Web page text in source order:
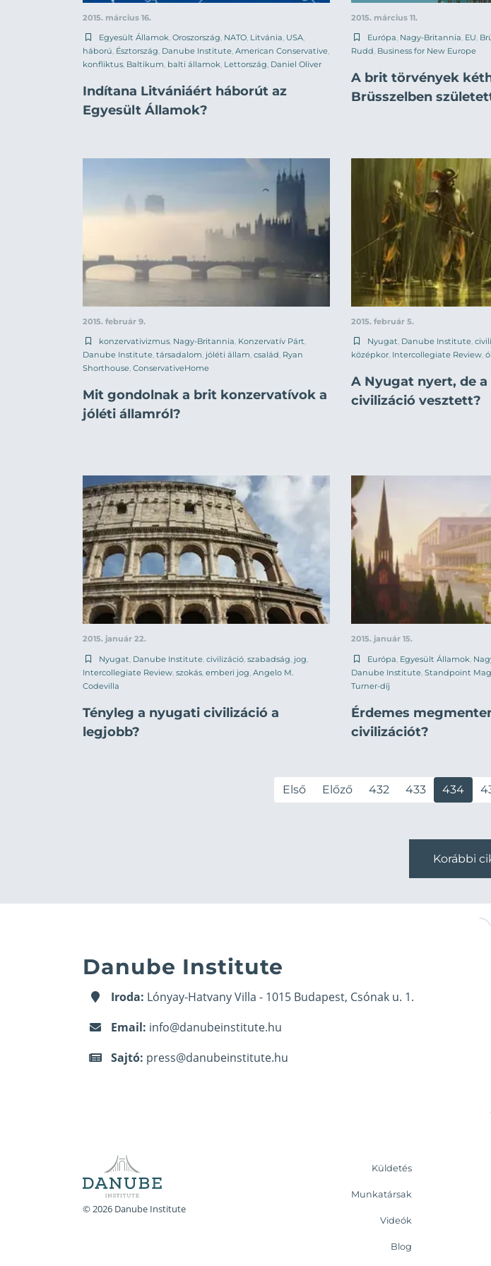
2015. március 16.
Egyesült Államok Oroszország NATO Litvánia USA
háború Észtország Danube Institute American Conservative
konfliktus Baltikum balti államok Lettország Daniel Oliver
Indítana Litvániáért háborút az
Egyesült Államok?
2015. március 11.
Európa Nagy-Britannia EU
Rudd Business for New Europe
A brit törvények
Brüsszelben
2015. február 9.
konzervativizmus, Nagy-Britannia, Konzervatív Párt,
Danube Institute, társadalom, jóléti állam, család, Ryan
Shorthouse, ConservativeHome
Mit gondolnak a brit konzervatívok a
jóléti államról?
2015. február 5.
Nyugat, Danube Institute,
középkor, Intercollegiate Review,
A Nyugat nyert, de
civilizáció vesztett?
2015. január 22.
Nyugat Danube Institute civilizáció szabadság jog
Intercollegiate Review szokás emberi jog Angelo M.
Codevilla
Tényleg a nyugati civilizáció a
legjobb?
2015. január 15.
Európa Egyesült Államok
Danube Institute Standpoint
Turner-díj
Érdemes
civilizációt?
Első Előző 432 433 434
Korábbi
Danube Institute
Iroda: Lónyay-Hatvany Villa - 1015 Budapest, Csónak u. 1.
Email: info@danubeinstitute.hu
Sajtó: press@danubeinstitute.hu
© 2026 Danube Institute
Küldetés
Munkatársak
Videók
Blog